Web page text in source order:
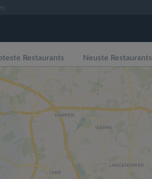
Restaurants Neuste Restaurants